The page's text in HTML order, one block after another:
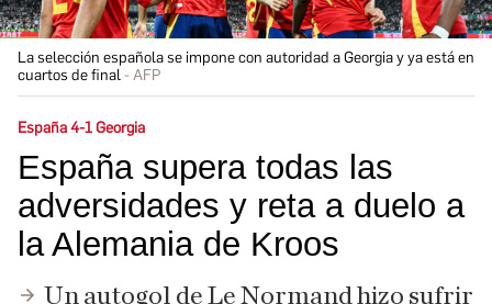
La selección española se impone con autoridad a Georgia y ya está en
cuartos de final
AFP
España 4-1 Georgia
España supera todas las
adversidades y reta a duelo a
la Alemania de Kroos
Un autogol de Le Normand hizo sufrir